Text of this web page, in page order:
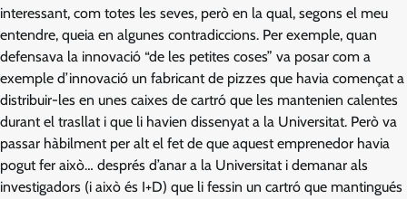
interessant, com totes les seves, però en la qual, segons el meu
entendre, queia en algunes contradiccions. Per exemple, quan
defensava la innovació “de les petites coses” va posar com a
exemple d’innovació un fabricant de pizzes que havia començat a
distribuir-les en unes caixes de cartró que les mantenien calentes
durant el trasllat i que li havien dissenyat a la Universitat. Però va
passar hàbilment per alt el fet de que aquest emprenedor havia
pogut fer això… després d’anar a la Universitat i demanar als
investigadors (i això és I+D) que li fessin un cartró que mantingués